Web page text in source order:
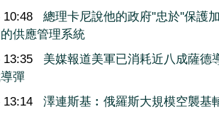
10:48
總理卡尼說他的政府''忠於''保護
供應管理系統
13:35
美媒報道美軍已消耗近八成薩德
彈
13:14
澤連斯基︰俄羅斯大規模空襲基